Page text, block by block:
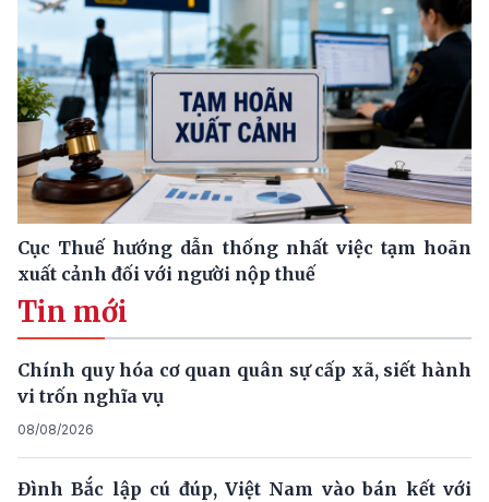
Cục Thuế hướng dẫn thống nhất việc tạm hoãn
xuất cảnh đối với người nộp thuế
Tin mới
Chính quy hóa cơ quan quân sự cấp xã, siết hành
vi trốn nghĩa vụ
08/08/2026
Đình Bắc lập cú đúp, Việt Nam vào bán kết với